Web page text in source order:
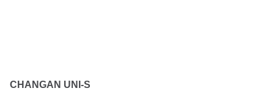
CHANGAN UNI-S